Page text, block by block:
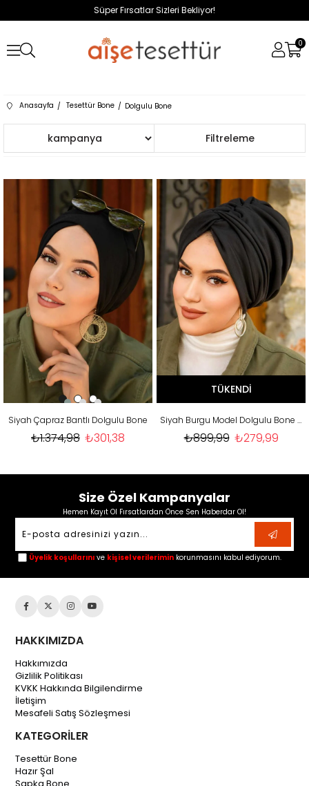
Süper Fırsatlar Sizleri Bekliyor!
0
Anasayfa Tesettür Bone Dolgulu Bone
Filtreleme
Sıralama
Siyah Çapraz Bantlı Dolgulu Bone
₺301,38
₺1.374,98
TÜKENDI
Siyah Burgu Model Dolgulu Bone / KÜÇÜK BOY
₺279,99
₺899,99
Size Özel Kampanyalar
Hemen Kayıt Ol Fırsatlardan Önce Sen Haberdar Ol!
Üyelik koşullarını ve kişisel verilerimin korunmasını kabul ediyorum.
HAKKIMIZDA
Hakkımızda
Gizlilik Politikası
KVKK Hakkında Bilgilendirme
İletişim
Mesafeli Satış Sözleşmesi
KATEGORİLER
Tesettür Bone
Hazır Şal